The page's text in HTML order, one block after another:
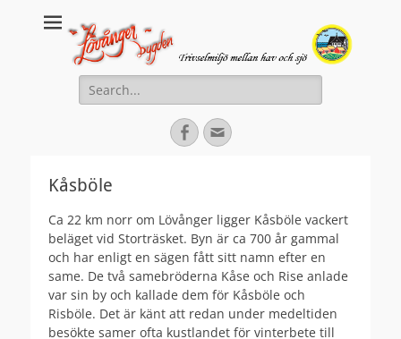
Lovanger.se
Välkommen till Lövånger
Search
for:
Facebook
Email
Kåsböle
Ca 22 km norr om Lövånger ligger Kåsböle vackert
beläget vid Storträsket. Byn är ca 700 år gammal
och har enligt en sägen fått sitt namn efter en
same. De två samebröderna Kåse och Rise anlade
var sin by och kallade dem för Kåsböle och
Risböle. Det är känt att redan under medeltiden
besökte samer ofta kustlandet för vinterbete till